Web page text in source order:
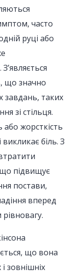
часто
руці або
що значно
завдань, таких
зі стільця.
або жорсткість
біль. З
що підвищує
постави,
вперед
що вона
зовнішніх